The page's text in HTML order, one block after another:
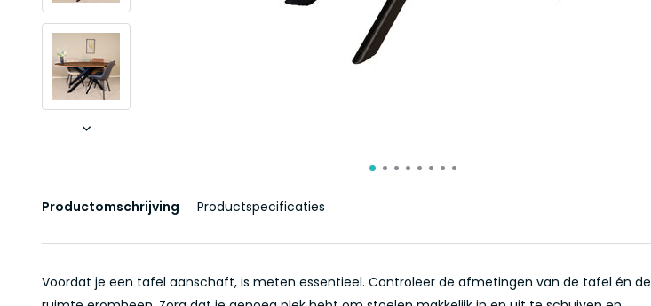
Productomschrijving Productspecificaties
Voordat je een tafel aanschaft, is meten essentieel. Controleer de afmetingen van de tafel én de